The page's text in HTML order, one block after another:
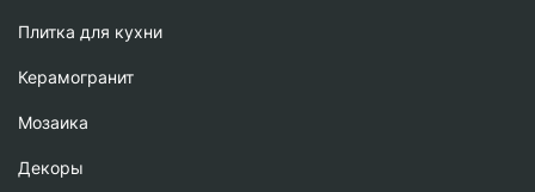
Плитка для кухни
Керамогранит
Мозаика
Декоры